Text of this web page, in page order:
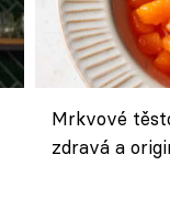
Mrkvové
zdravá a